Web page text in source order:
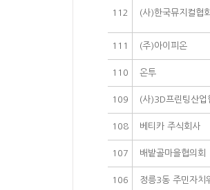
112 (사)한국뮤지컬협
111 (주)아이피온
110 온투
109 (사)3D프린팅산업
108 베티카 주식회사
107 배밭골마을협의회
106 정릉3동 주민자치